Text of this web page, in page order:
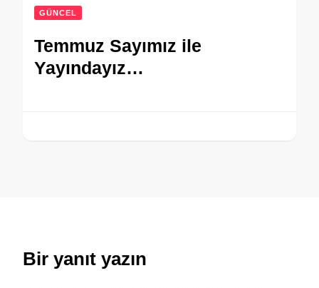
GÜNCEL
Temmuz Sayımız ile
Yayındayız…
Bir yanıt yazın